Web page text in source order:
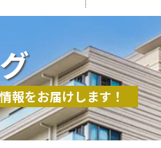
報をお届けします！